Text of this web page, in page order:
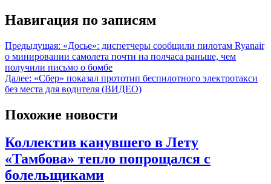
Навигация по записям
Предыдущая: «Досье»: диспетчеры сообщили пилотам Ryanair
о минировании самолета почти на полчаса раньше, чем
получили письмо о бомбе
Далее: «Сбер» показал прототип беспилотного электротакси
без места для водителя (ВИДЕО)
Похожие новости
Коллектив канувшего в Лету
«Тамбова» тепло попрощался с
болельщиками